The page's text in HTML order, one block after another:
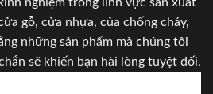
nghiệm trong lĩnh vực sản xuất
gỗ, cửa nhựa, của chống cháy,
những sản phẩm mà chúng tôi
sẽ khiến bạn hài lòng tuyệt đối.